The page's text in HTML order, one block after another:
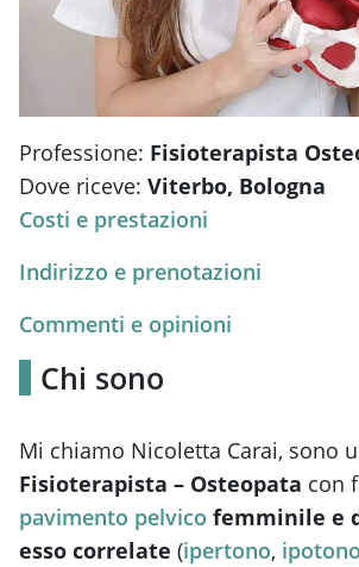
Professione: Fisioterapista
Dove riceve: Viterbo, Bologna
Costi e prestazioni
Indirizzo e prenotazioni
Commenti e opinioni
Chi sono
Mi chiamo Nicoletta Carai, sono
Fisioterapista – Osteopata con
pavimento pelvico femminile e
esso correlate (ipertono, ipotono